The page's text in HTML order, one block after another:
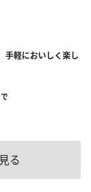
手軽においしく楽し
る